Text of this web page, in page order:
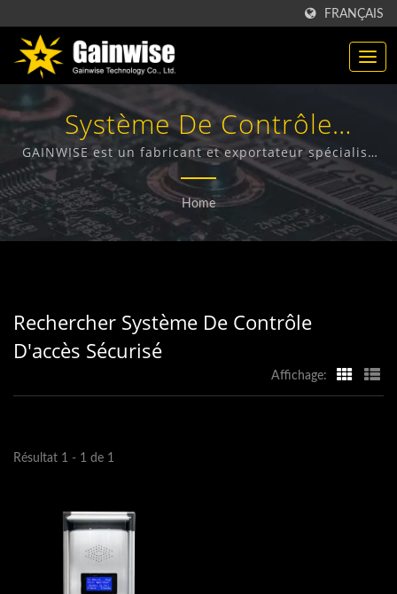
FRANÇAIS
Système De Contrôle
D'accès SécuriséRecherché |
Fabricant De Produits De
Télécommunication
Ltd.
GAINWISE est un fabricant et exportateur spécialisé
dans la conception, le développement et la
fabrication de terminaux sans fil fixes, d'interphones
4G, d'ouvre-portes 4G et de détecteurs de fumée 4G.
Home
Rechercher Système De Contrôle
D'accès Sécurisé
Affichage:
Résultat 1 - 1 de 1